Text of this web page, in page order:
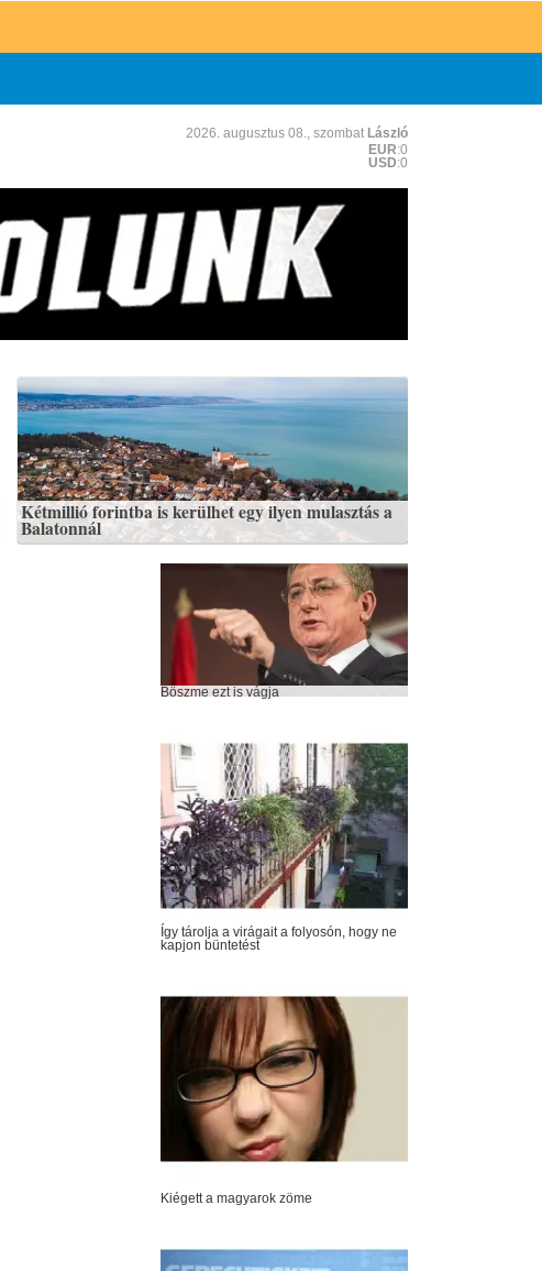
2026. augusztus 08., szombat László
EUR:0
USD:0
Kétmillió forintba is kerülhet egy ilyen mulasztás a
Balatonnál
Böszme ezt is vágja
Így tárolja a virágait a folyosón, hogy ne
kapjon büntetést
Kiégett a magyarok zöme